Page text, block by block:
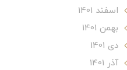
اسفند 1401
بهمن 1401
دی 1401
آذر 1401